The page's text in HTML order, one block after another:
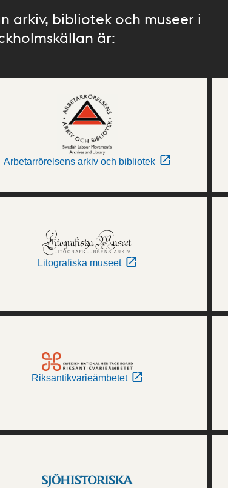
arkiv, bibliotek och museer i
är:
Arbetarrörelsens arkiv och bibliotek
Litografiska museet
Riksantikvarieämbetet